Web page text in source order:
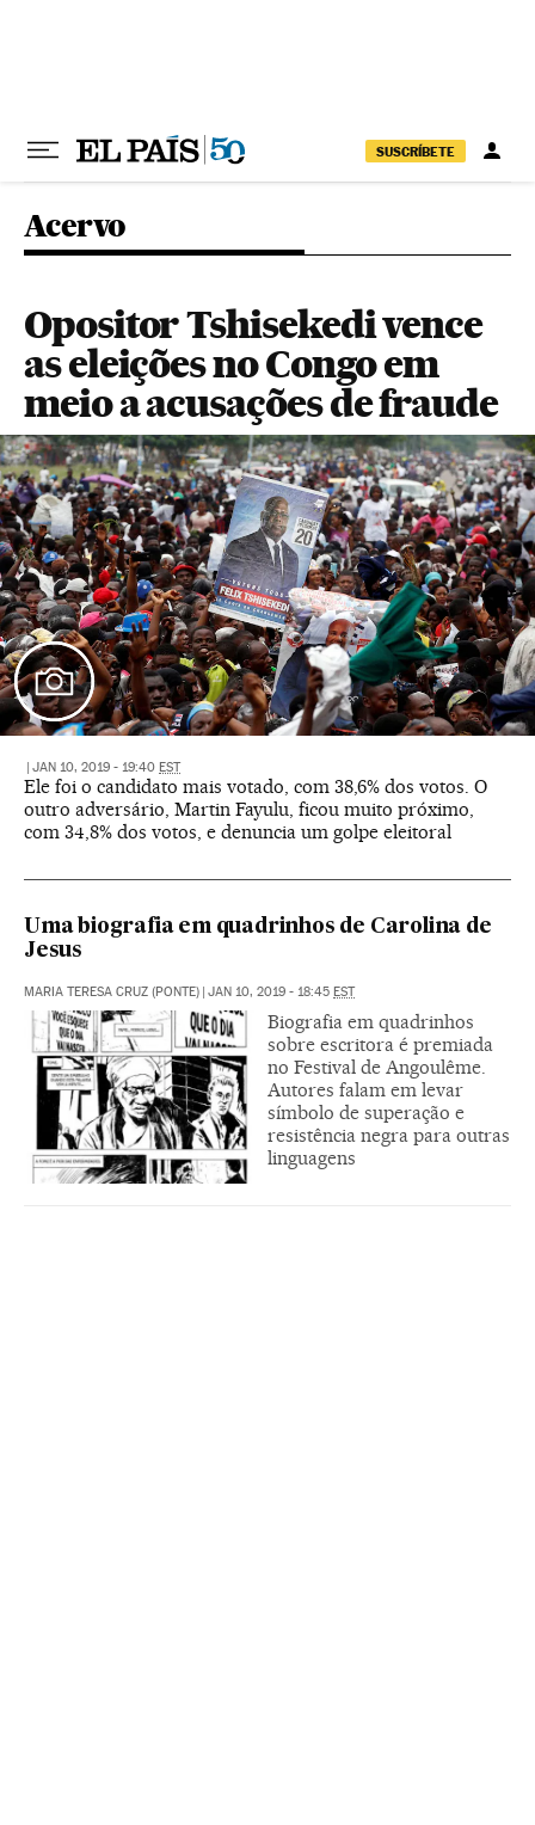
SUSCRÍBETE
Acervo
Opositor Tshisekedi vence
as eleições no Congo em
meio a acusações de fraude
JAN 10, 2019 - 19:40 EST
Ele foi o candidato mais votado, com 38,6% dos votos. O
outro adversário, Martin Fayulu, ficou muito próximo,
com 34,8% dos votos, e denuncia um golpe eleitoral
Uma biografia em quadrinhos de Carolina de
Jesus
MARIA TERESA CRUZ (PONTE) JAN 10, 2019 - 18:45 EST
Biografia em quadrinhos
sobre escritora é premiada
no Festival de Angoulême.
Autores falam em levar
símbolo de superação e
resistência negra para outras
linguagens